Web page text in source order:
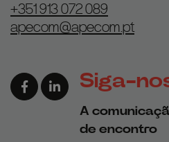
+351 913 072 089
apecom@apecom.pt
Link para a página de
Link para a página
Siga-
A
de encontro